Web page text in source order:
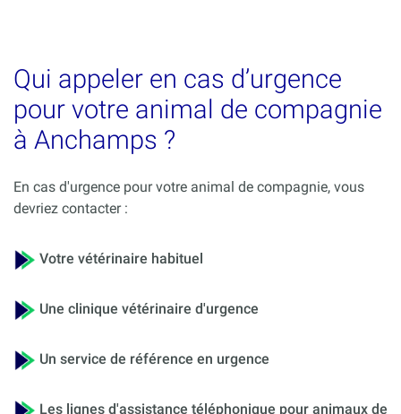
Qui appeler en cas d’urgence
pour votre animal de compagnie
à Anchamps ?
En cas d'urgence pour votre animal de compagnie, vous
devriez contacter :
Votre vétérinaire habituel
Une clinique vétérinaire d'urgence
Un service de référence en urgence
Les lignes d'assistance téléphonique pour animaux de